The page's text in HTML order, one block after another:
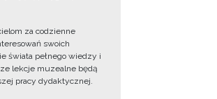
za codzienne
swoich
świata pełnego wiedzy i
lekcje muzealne będą
pracy dydaktycznej.